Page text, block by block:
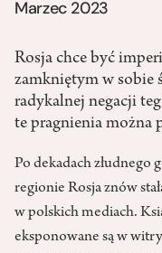
Marzec 2023
Rosja chce być
zamkniętym w sobie
radykalnej negacji
te pragnienia można
Po dekadach złudnego
regionie Rosja znów
w polskich mediach.
eksponowane są w